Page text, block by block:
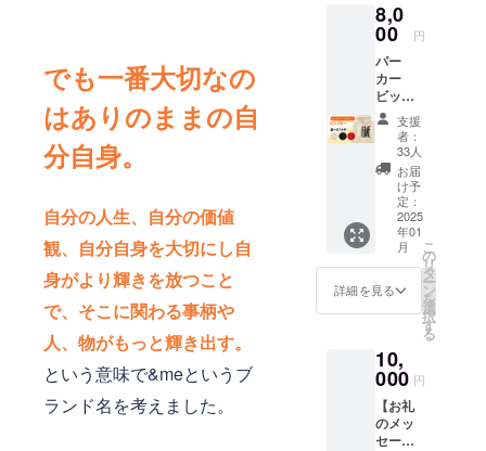
でも一番大切なの
はありのままの自
分自身。
自分の人生、自分の価値
観、自分自身を大切にし自
身がより輝きを放つこと
で、そこに関わる事柄や
人、物がもっと輝き出す。
という意味で&meというブ
ランド名を考えました。
ルやWS
などの
典があ
るコー
スで
す。 申
込方
法：終
了後
メール
にてお
知らせ
致しま
す。 終
了後5日
たって
もメー
なかっ
た場
合、迷
惑メー
ルフォ
m 身
幅/55c
m 肩
幅/50c
m 袖
丈/62c
m XL:
丈/78c
m 身
幅/58c
m 肩
幅/53c
m 袖
丈/63c
m <注意
> 確定
ません
のでご
注意下
さい。
商品カ
ラーや
<厚み
>
8.4oz <
サイズ>
S: 身
丈/64c
m 身
幅/47c
m 肩
幅/41c
m 袖
丈/61c
m M: 身
丈/67c
m 身
幅/50c
m 肩
m L:
身
丈/70c
m 身
幅/53c
m 肩
8,0
00 円
パー
カー
ビッグ
ミー <
カラー
>・ブ
ラッ
ク ・
ライト
ベー
ジュ
・ブラ
イト
レッド
<素材>
綿
100％
<厚み
>
8.4oz <
サイズ>
S: 身
丈/64c
支援
者：
33人
お届
け予
定：
2025
年01
月
詳細を見る
こ
の
リ
タ
ー
ン
を
選
択
す
る
10,
000 円
【お礼
のメッ
セー